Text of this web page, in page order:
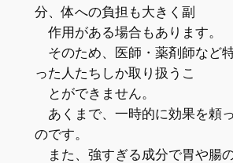
分、体への負担も大きく副
作用がある場合もあります。
そのため、医師・薬剤師など
った人たちしか取り扱うこ
とができません。
あくまで、一時的に効果を頼
のです。
また、強すぎる成分で胃や腸